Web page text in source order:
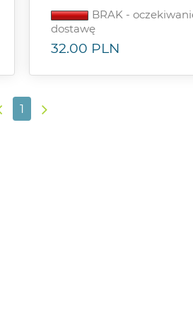
BRAK -
dostawę
32.00 PLN
1